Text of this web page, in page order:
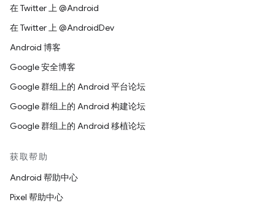
在 Twitter 上 @Android
在 Twitter 上 @AndroidDev
Android 博客
Google 安全博客
Google 群组上的 Android 平台论坛
Google 群组上的 Android 构建论坛
Google 群组上的 Android 移植论坛
获取帮助
Android 帮助中心
Pixel 帮助中心